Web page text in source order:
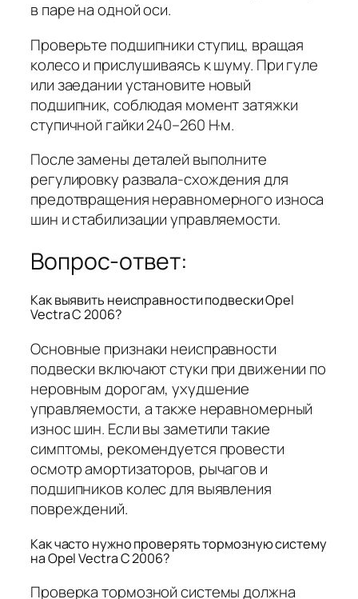
в паре на одной оси.
Проверьте подшипники ступиц, вращая
колесо и прислушиваясь к шуму. При гуле
или заедании установите новый
подшипник, соблюдая момент затяжки
ступичной гайки 240–260 Н·м.
После замены деталей выполните
регулировку развала-схождения для
предотвращения неравномерного износа
шин и стабилизации управляемости.
Вопрос-ответ:
Как выявить неисправности подвески Opel
Vectra C 2006?
Основные признаки неисправности
подвески включают стуки при движении по
неровным дорогам, ухудшение
управляемости, а также неравномерный
износ шин. Если вы заметили такие
симптомы, рекомендуется провести
осмотр амортизаторов, рычагов и
подшипников колес для выявления
повреждений.
Как часто нужно проверять тормозную систему
на Opel Vectra C 2006?
Проверка тормозной системы должна